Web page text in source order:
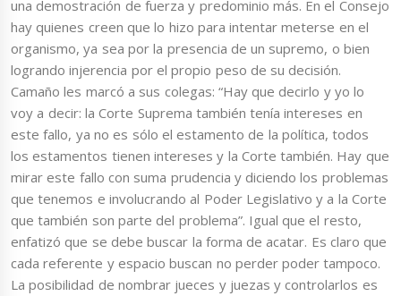
una demostración de fuerza y predominio más. En el Consejo
hay quienes creen que lo hizo para intentar meterse en el
organismo, ya sea por la presencia de un supremo, o bien
logrando injerencia por el propio peso de su decisión.
Camaño les marcó a sus colegas: “Hay que decirlo y yo lo
voy a decir: la Corte Suprema también tenía intereses en
este fallo, ya no es sólo el estamento de la política, todos
los estamentos tienen intereses y la Corte también. Hay que
mirar este fallo con suma prudencia y diciendo los problemas
que tenemos e involucrando al Poder Legislativo y a la Corte
que también son parte del problema”. Igual que el resto,
enfatizó que se debe buscar la forma de acatar. Es claro que
cada referente y espacio buscan no perder poder tampoco.
La posibilidad de nombrar jueces y juezas y controlarlos es